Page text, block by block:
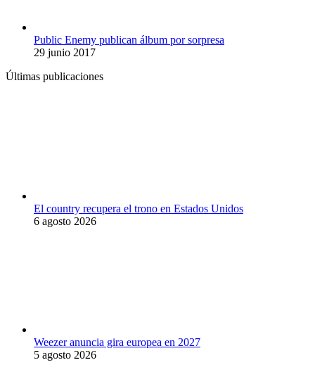
Public Enemy publican álbum por sorpresa
29 junio 2017
Últimas publicaciones
El country recupera el trono en Estados Unidos
6 agosto 2026
Weezer anuncia gira europea en 2027
5 agosto 2026